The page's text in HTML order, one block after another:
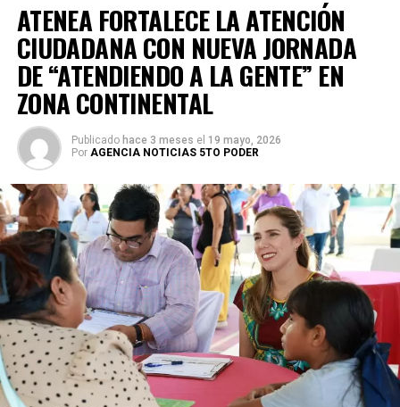
ATENEA FORTALECE LA ATENCIÓN
CIUDADANA CON NUEVA JORNADA
DE “ATENDIENDO A LA GENTE” EN
ZONA CONTINENTAL
Publicado hace 3 meses el 19 mayo, 2026
Por AGENCIA NOTICIAS 5TO PODER